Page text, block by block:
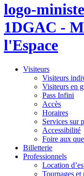
logo-
1DGAC -
l'Espace
Visiteurs
Visiteurs
Visiteurs en
Pass Infini
Accès
Horaires
Services sur
Accessibilité
Foire aux
Billetterie
Professionnels
Location
Tournages et